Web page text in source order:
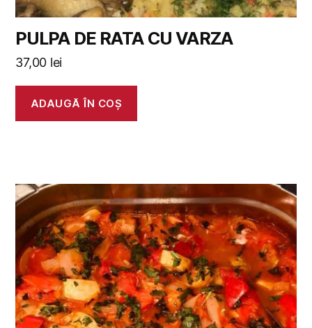
PULPA DE RATA CU VARZA
37,00 lei
ADAUGĂ ÎN COȘ